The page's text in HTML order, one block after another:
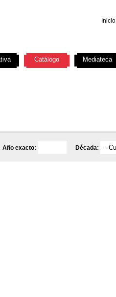
Inicio
Año exacto: Década:
Catálogo Mediateca